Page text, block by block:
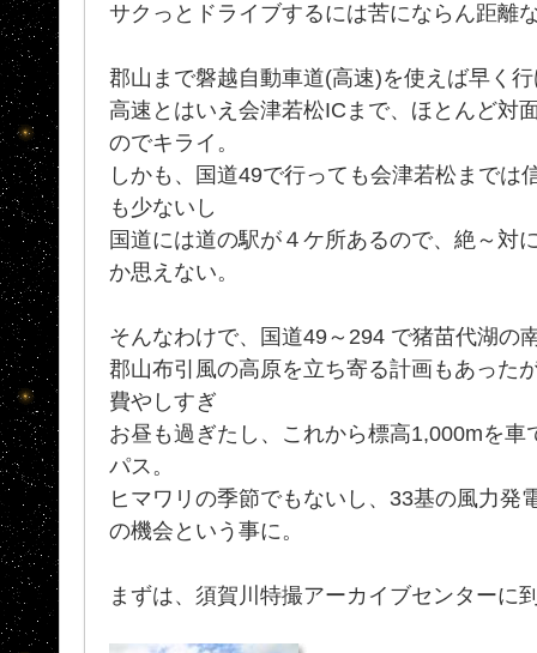
サクっとドライブするには苦にならん距離
郡山まで磐越自動車道(高速)を使えば早く
高速とはいえ会津若松ICまで、ほとんど対
のでキライ。
しかも、国道49で行っても会津若松までは
も少ないし
国道には道の駅が４ケ所あるので、絶～対
か思えない。
そんなわけで、国道49～294 で猪苗代湖の
郡山布引風の高原を立ち寄る計画もあった
費やしすぎ
お昼も過ぎたし、これから標高1,000mを
パス。
ヒマワリの季節でもないし、33基の風力
の機会という事に。
まずは、須賀川特撮アーカイブセンターに